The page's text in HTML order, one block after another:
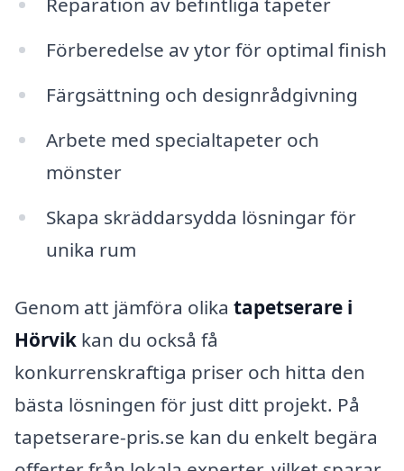
Förberedelse av ytor för optimal finish
Färgsättning och designrådgivning
Arbete med specialtapeter och
mönster
Skapa skräddarsydda lösningar för
unika rum
Genom att jämföra olika tapetserare i
Hörvik kan du också få
konkurrenskraftiga priser och hitta den
bästa lösningen för just ditt projekt. På
tapetserare-pris.se kan du enkelt begära